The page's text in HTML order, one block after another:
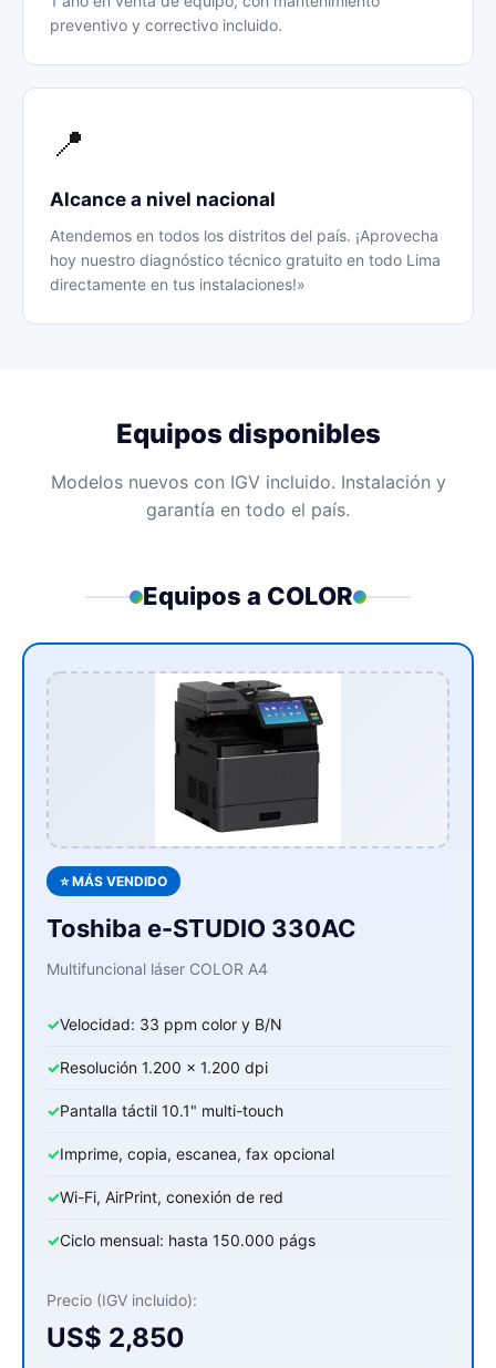
preventivo y correctivo incluido.
📍
Alcance a nivel nacional
Atendemos en todos los distritos del país. ¡Aprovecha
hoy nuestro diagnóstico técnico gratuito en todo Lima
directamente en tus instalaciones!»
Equipos disponibles
Modelos nuevos con IGV incluido. Instalación y
garantía en todo el país.
Equipos a COLOR
⭐ MÁS VENDIDO
Toshiba e-STUDIO 330AC
Multifuncional láser COLOR A4
✓Velocidad: 33 ppm color y B/N
✓Resolución 1.200 x 1.200 dpi
✓Pantalla táctil 10.1" multi-touch
✓Imprime, copia, escanea, fax opcional
✓Wi-Fi, AirPrint, conexión de red
✓Ciclo mensual: hasta 150.000 págs
Precio (IGV incluido):
US$ 2,850